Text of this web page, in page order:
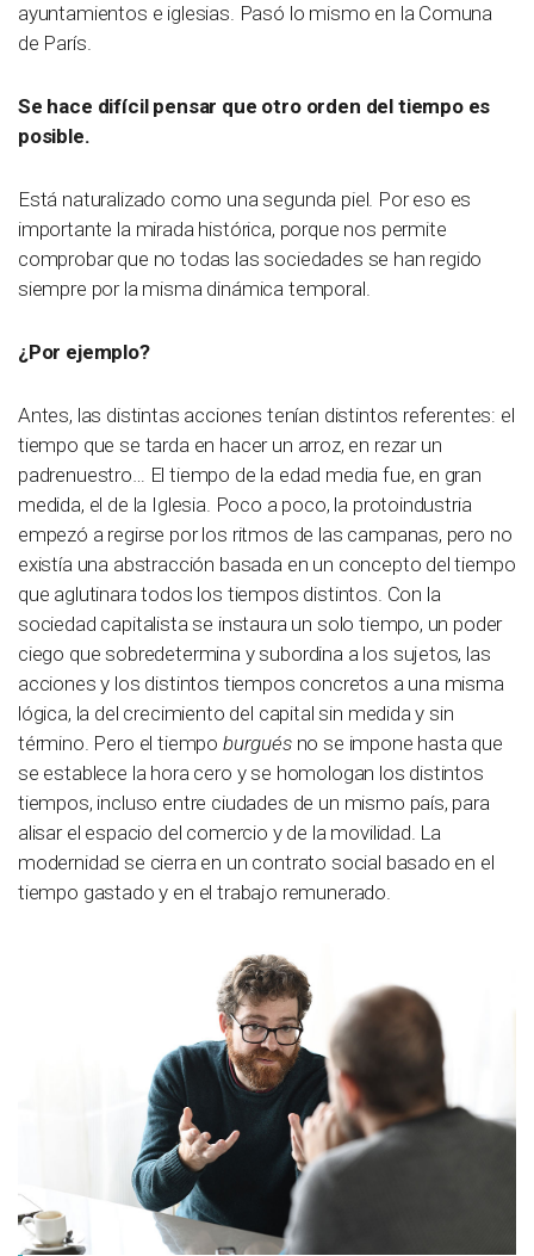
ayuntamientos e iglesias. Pasó lo mismo en la Comuna
de París.
Se hace difícil pensar que otro orden del tiempo es
posible.
Está naturalizado como una segunda piel. Por eso es
importante la mirada histórica, porque nos permite
comprobar que no todas las sociedades se han regido
siempre por la misma dinámica temporal.
¿Por ejemplo?
Antes, las distintas acciones tenían distintos referentes: el
tiempo que se tarda en hacer un arroz, en rezar un
padrenuestro… El tiempo de la edad media fue, en gran
medida, el de la Iglesia. Poco a poco, la protoindustria
empezó a regirse por los ritmos de las campanas, pero no
existía una abstracción basada en un concepto del tiempo
que aglutinara todos los tiempos distintos. Con la
sociedad capitalista se instaura un solo tiempo, un poder
ciego que sobredetermina y subordina a los sujetos, las
acciones y los distintos tiempos concretos a una misma
lógica, la del crecimiento del capital sin medida y sin
término. Pero el tiempo burguésno se impone hasta que
se establece la hora cero y se homologan los distintos
tiempos, incluso entre ciudades de un mismo país, para
alisar el espacio del comercio y de la movilidad. La
modernidad se cierra en un contrato social basado en el
tiempo gastado y en el trabajo remunerado.